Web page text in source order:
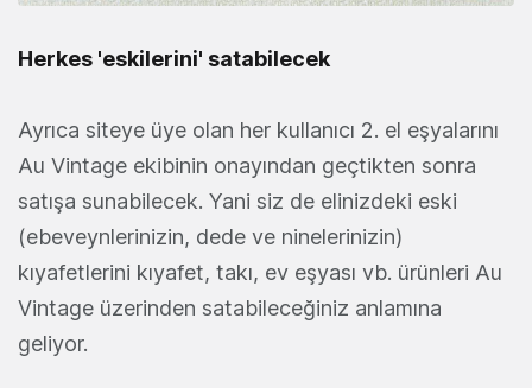
Herkes 'eskilerini' satabilecek
Ayrıca siteye üye olan her kullanıcı 2. el eşyalarını
Au Vintage ekibinin onayından geçtikten sonra
satışa sunabilecek. Yani siz de elinizdeki eski
(ebeveynlerinizin, dede ve ninelerinizin)
kıyafetlerini kıyafet, takı, ev eşyası vb. ürünleri Au
Vintage üzerinden satabileceğiniz anlamına
geliyor.